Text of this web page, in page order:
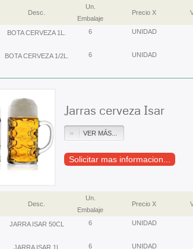
Desc.
Un.
Embalaje
Precio X
BOTA CERVEZA 1L. 6 UNIDAD
BOTA CERVEZA 1/2L. 6 UNIDAD
Jarras cerveza Isar
VER MÁS...
Solicitar mas informacion...
Desc.
Un.
Embalaje
Precio X
JARRA ISAR 50CL 6 UNIDAD
JARRA ISAR 1L 6 UNIDAD